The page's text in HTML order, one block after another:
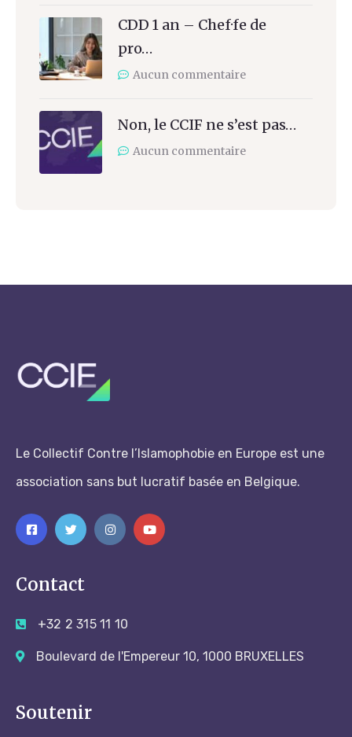
CDD 1 an – Chef·fe de
pro…
Aucun commentaire
Non, le CCIF ne s’est pas…
Aucun commentaire
Le Collectif Contre l’Islamophobie en Europe est une
association sans but lucratif basée en Belgique.
Contact
+32 2 315 11 10
Boulevard de l'Empereur 10, 1000 BRUXELLES
Soutenir